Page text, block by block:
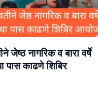
जेष्ठ नागरिक व बारा वर्षे
पास काढणे शिबिर